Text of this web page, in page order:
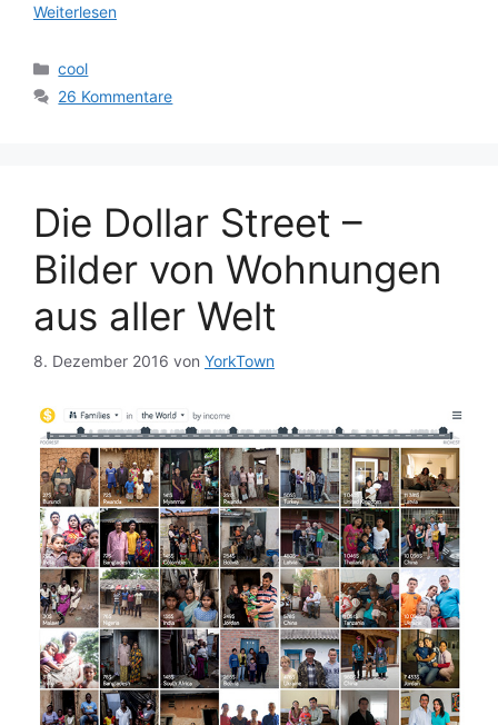
Weiterlesen
Kategorien
cool
26 Kommentare
Die Dollar Street –
Bilder von Wohnungen
aus aller Welt
8. Dezember 2016 von YorkTown